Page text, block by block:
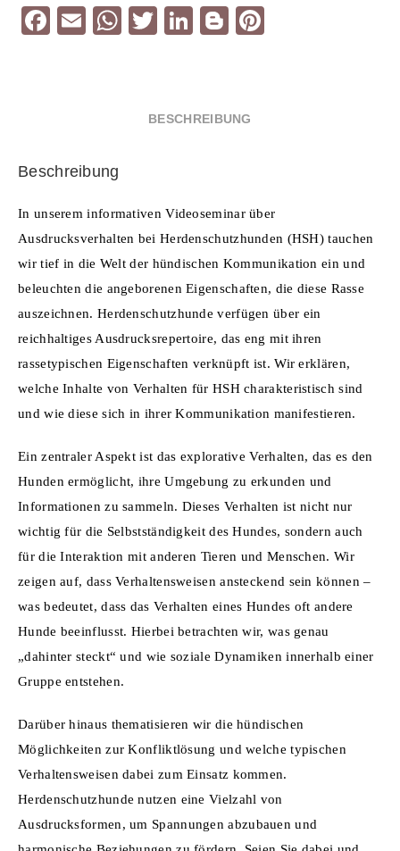
Besonderen
des
F
o
k
E
W
T
er
Li
e
Bl
g
BESCHREIBUNG
Beschreibung
In unserem informativen Videoseminarüber
Ausdrucksverhalten bei Herdenschutzhunden (HSH) tauchen
wir tief in die Welt der hündischen Kommunikation ein und
beleuchten die angeborenen Eigenschaften, die diese Rasse
auszeichnen. Herdenschutzhunde verfügenüber ein
reichhaltiges Ausdrucksrepertoire, das eng mit ihren
rassetypischen Eigenschaften verknüpft ist. Wir erklären,
welche Inhalte von Verhalten für HSH charakteristisch sind
und wie diese sich in ihrer Kommunikation manifestieren.
Ein zentraler Aspekt ist das explorative Verhalten, das es den
Hunden ermöglicht, ihre Umgebung zu erkunden und
Informationen zu sammeln. Dieses Verhalten ist nicht nur
wichtig für die Selbstständigkeit des Hundes, sondern auch
für die Interaktion mit anderen Tieren und Menschen. Wir
zeigen auf, dass Verhaltensweisen ansteckend sein können–
was bedeutet, dass das Verhalten eines Hundes oft andere
Hunde beeinflusst. Hierbei betrachten wir, was genau
„dahinter steckt“ und wie soziale Dynamiken innerhalb einer
Gruppe entstehen.
Darüber hinaus thematisieren wir die hündischen
Möglichkeiten zur Konfliktlösung und welche typischen
Verhaltensweisen dabei zum Einsatz kommen.
Herdenschutzhunde nutzen eine Vielzahl von
Ausdrucksformen, um Spannungen abzubauen und